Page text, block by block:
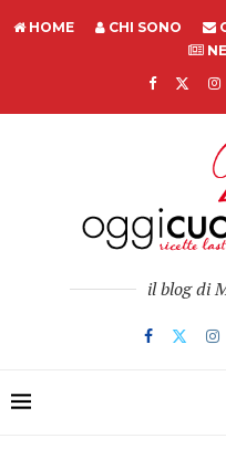
HOME CHI SONO
il blog di